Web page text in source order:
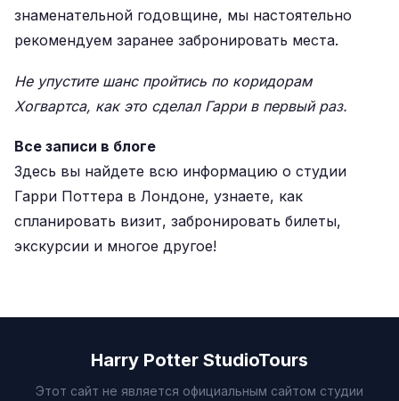
знаменательной годовщине, мы настоятельно
рекомендуем заранее забронировать места.
Не упустите шанс пройтись по коридорам
Хогвартса, как это сделал Гарри в первый раз.
Все записи в блоге
Здесь вы найдете всю информацию о студии
Гарри Поттера в Лондоне, узнаете, как
спланировать визит, забронировать билеты,
экскурсии и многое другое!
Harry Potter StudioTours
Этот сайт не является официальным сайтом студии